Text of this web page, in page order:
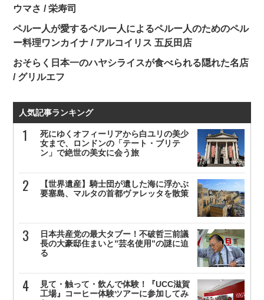
ウマさ / 栄寿司
ペルー人が愛するペルー人によるペルー人のためのペル
ー料理ワンカイナ / アルコイリス 五反田店
おそらく日本一のハヤシライスが食べられる隠れた名店
/ グリルエフ
人気記事ランキング
死にゆくオフィーリアから白ユリの美少
女まで、ロンドンの「テート・ブリテ
ン」で絶世の美女に会う旅
【世界遺産】騎士団が遺した海に浮かぶ
要塞島、マルタの首都ヴァレッタを散策
日本共産党の最大タブー！不破哲三前議
長の大豪邸住まいと”芸名使用”の謎に迫
る
見て・触って・飲んで体験！『UCC滋賀
工場』コーヒー体験ツアーに参加してみ